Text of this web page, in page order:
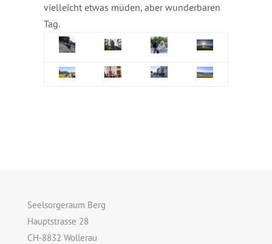
vielleicht etwas müden, aber wunderbaren
Tag.
Seelsorgeraum Berg
Hauptstrasse 28
CH-8832 Wollerau